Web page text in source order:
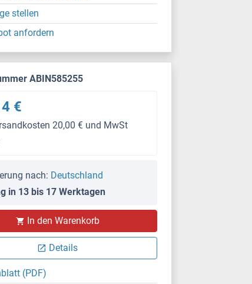
stellen
anfordern
ABIN585255
€
20,00 € und MwSt
nach: Deutschland
in 13 bis 17 Werktagen
In den Warenkorb
Details
(PDF)